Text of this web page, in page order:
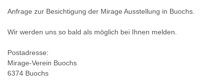
Anfrage zur Besichtigung der Mirage Ausstellung in Buochs.
Wir werden uns so bald als möglich bei Ihnen melden.
Postadresse:
Mirage-Verein Buochs
6374 Buochs